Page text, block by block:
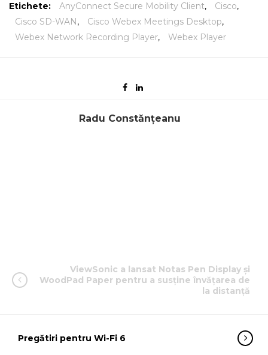
Etichete: AnyConnect Secure Mobility Client, Cisco,
Cisco SD-WAN, Cisco Webex Meetings Desktop,
Webex Network Recording Player, Webex Player
Radu Constănțeanu
ViewSonic a lansat Notas Pen Display și
WoodPad Paper pentru a susține învățarea de
la distanță
Pregătiri pentru Wi-Fi 6